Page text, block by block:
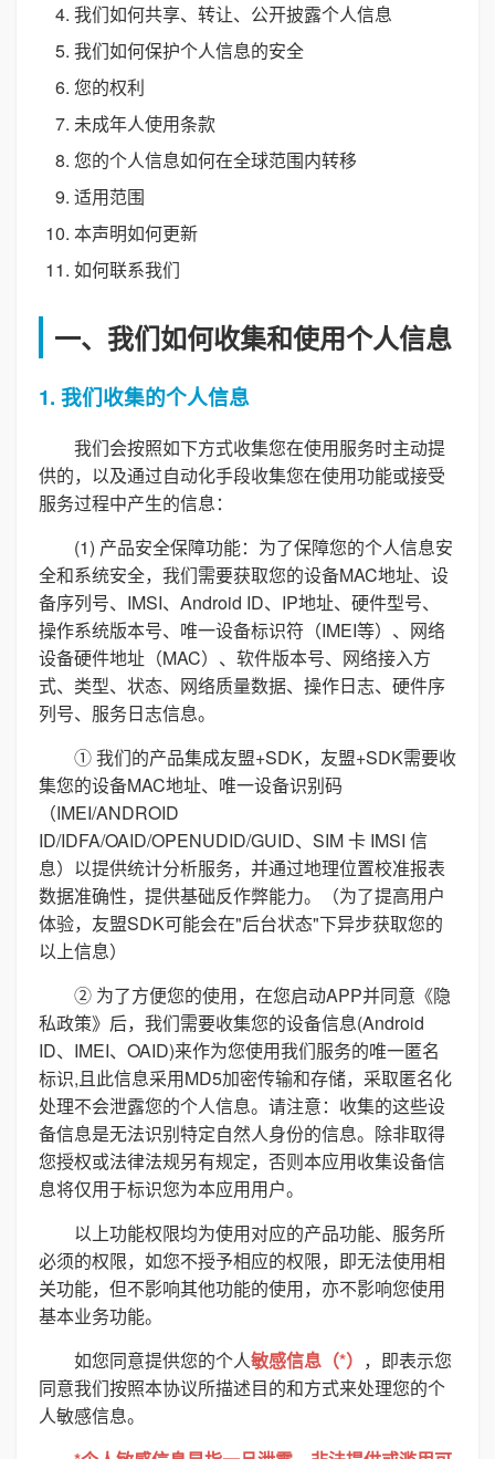
我们如何共享、转让、公开披露个人信息
我们如何保护个人信息的安全
您的权利
未成年人使用条款
您的个人信息如何在全球范围内转移
适用范围
本声明如何更新
如何联系我们
一、我们如何收集和使用个人信息
1. 我们收集的个人信息
我们会按照如下方式收集您在使用服务时主动提
供的，以及通过自动化手段收集您在使用功能或接受
服务过程中产生的信息：
(1) 产品安全保障功能：为了保障您的个人信息安
全和系统安全，我们需要获取您的设备MAC地址、设
备序列号、IMSI、Android ID、IP地址、硬件型号、
操作系统版本号、唯一设备标识符（IMEI等）、网络
设备硬件地址（MAC）、软件版本号、网络接入方
式、类型、状态、网络质量数据、操作日志、硬件序
列号、服务日志信息。
① 我们的产品集成友盟+SDK，友盟+SDK需要收
集您的设备MAC地址、唯一设备识别码
（IMEI/ANDROID
ID/IDFA/OAID/OPENUDID/GUID、SIM 卡 IMSI 信
息）以提供统计分析服务，并通过地理位置校准报表
数据准确性，提供基础反作弊能力。（为了提高用户
体验，友盟SDK可能会在"后台状态"下异步获取您的
以上信息）
② 为了方便您的使用，在您启动APP并同意《隐
私政策》后，我们需要收集您的设备信息(Android
ID、IMEI、OAID)来作为您使用我们服务的唯一匿名
标识,且此信息采用MD5加密传输和存储，采取匿名化
处理不会泄露您的个人信息。请注意：收集的这些设
备信息是无法识别特定自然人身份的信息。除非取得
您授权或法律法规另有规定，否则本应用收集设备信
息将仅用于标识您为本应用用户。
以上功能权限均为使用对应的产品功能、服务所
必须的权限，如您不授予相应的权限，即无法使用相
关功能，但不影响其他功能的使用，亦不影响您使用
基本业务功能。
如您同意提供您的个人敏感信息（*） ，即表示您
同意我们按照本协议所描述目的和方式来处理您的个
人敏感信息。